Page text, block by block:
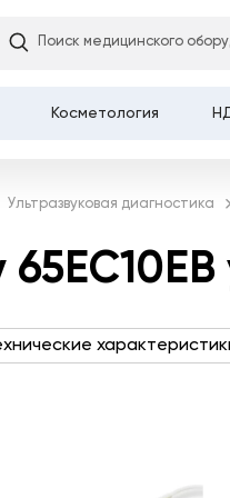
Поиск медицинского
Косметология
Ультразвуковая диагностика
65EC10EB